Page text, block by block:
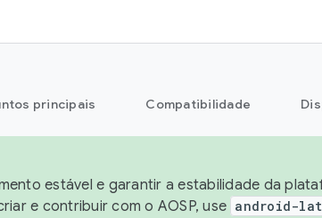
principais Compatibilidade
estável e garantir a estabilidade da
e contribuir com o AOSP, use android-